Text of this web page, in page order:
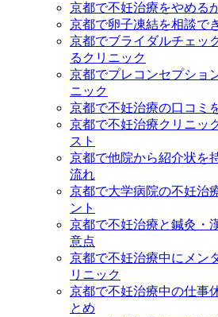
京都で不妊治療をやめる
京都で卵子凍結を相談で
京都でブライダルチェッ
るクリニック
京都でプレコンセプショ
ニック
京都で不妊治療の口コミ
京都で不妊治療クリニッ
スト
京都で他院から紹介状を
流れ
京都で大学病院の不妊治
ント
京都で不妊治療と鍼灸・
意点
京都で不妊治療中にメン
リニック
京都で不妊治療中の仕事
とめ